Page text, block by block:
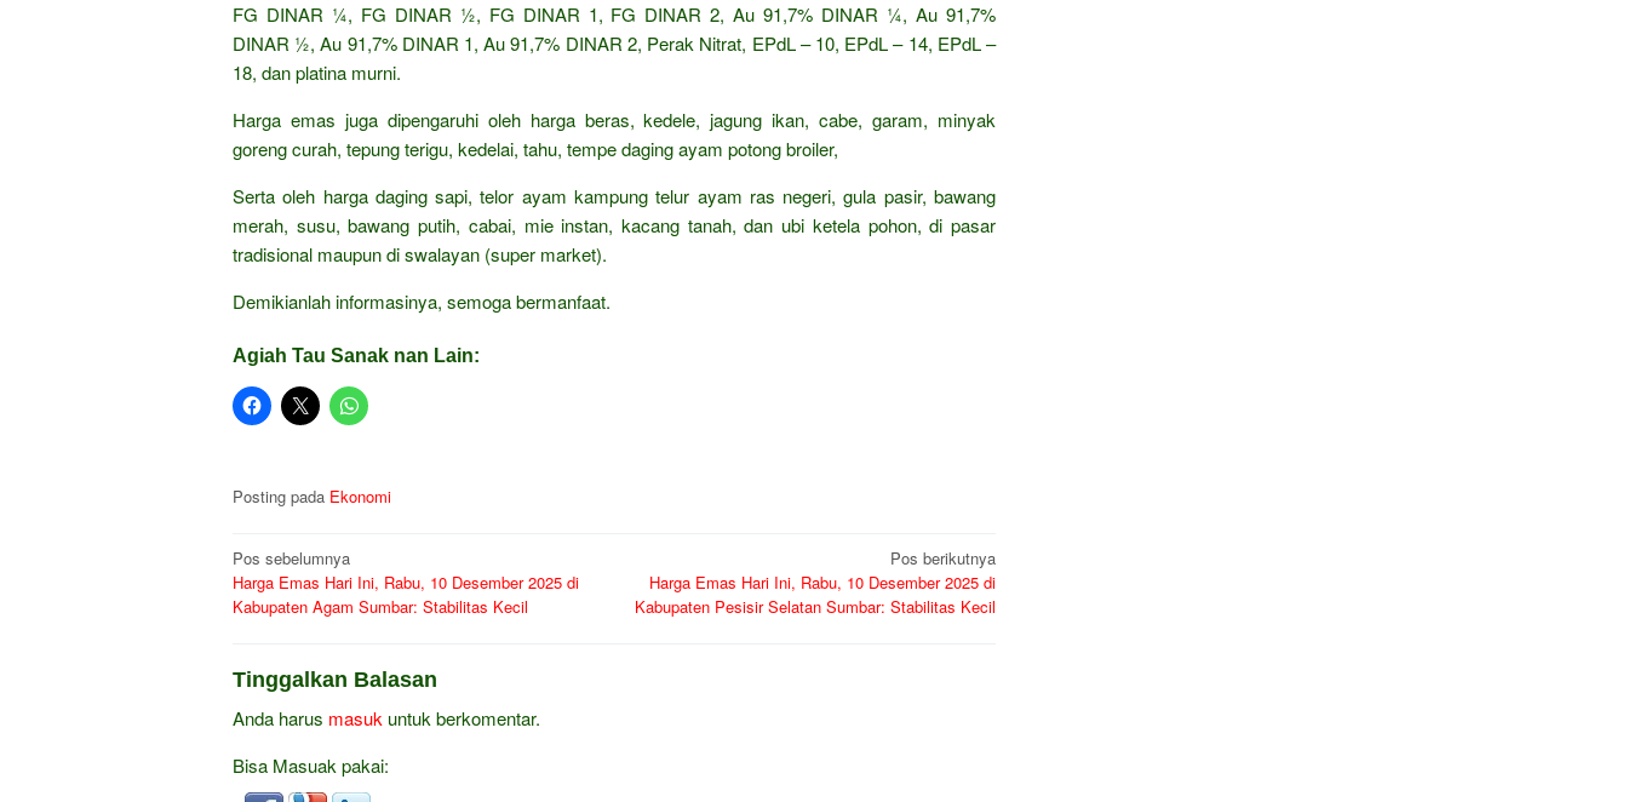
FG DINAR ¼, FG DINAR ½, FG DINAR 1, FG DINAR 2, Au 91,7% DINAR ¼, Au 91,7%
DINAR ½, Au 91,7% DINAR 1, Au 91,7% DINAR 2, Perak Nitrat, EPdL – 10, EPdL – 14, EPdL –
18, dan platina murni.
Harga emas juga dipengaruhi oleh harga beras, kedele, jagung ikan, cabe, garam, minyak
goreng curah, tepung terigu, kedelai, tahu, tempe daging ayam potong broiler,
Serta oleh harga daging sapi, telor ayam kampung telur ayam ras negeri, gula pasir, bawang
merah, susu, bawang putih, cabai, mie instan, kacang tanah, dan ubi ketela pohon, di pasar
tradisional maupun di swalayan (super market).
Demikianlah informasinya, semoga bermanfaat.
Agiah Tau Sanak nan Lain:
Posting pada Ekonomi
Navigasi
pos
Pos sebelumnya
Harga Emas Hari Ini, Rabu, 10 Desember 2025 di
Kabupaten Agam Sumbar: Stabilitas Kecil
Pos berikutnya
Harga Emas Hari Ini, Rabu, 10 Desember 2025 di
Kabupaten Pesisir Selatan Sumbar: Stabilitas Kecil
Tinggalkan Balasan
Anda harus masuk untuk berkomentar.
Bisa Masuak pakai: